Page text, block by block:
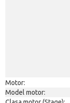
Motor:
Model motor: